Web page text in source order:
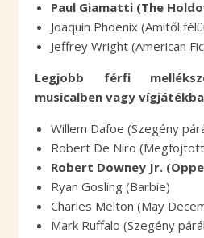
Paul Giamatti (The
Joaquin Phoenix (Amitől
Jeffrey Wright (American
Legjobb férfi
musicalben vagy
Willem Dafoe (Szegény
Robert De Niro
Robert Downey Jr.
Ryan Gosling (Barbie)
Charles Melton (May
Mark Ruffalo (Szegény